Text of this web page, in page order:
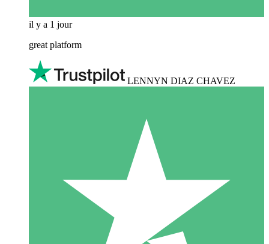
il y a 1 jour
great platform
LENNYN DIAZ CHAVEZ